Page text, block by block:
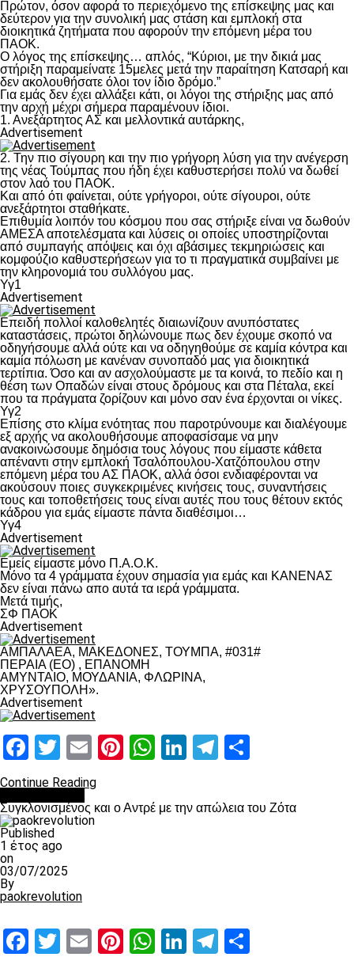
Πρώτον, όσον αφορά το περιεχόμενο της επίσκεψης μας και
δεύτερον για την συνολική μας στάση και εμπλοκή στα
διοικητικά ζητήματα που αφορούν την επόμενη μέρα του
ΠΑΟΚ.
Ο λόγος της επίσκεψης… απλός, “Κύριοι, με την δικιά μας
στήριξη παραμείνατε 15μελες μετά την παραίτηση Κατσαρή και
δεν ακολουθήσατε όλοι τον ίδιο δρόμο.”
Για εμάς δεν έχει αλλάξει κάτι, οι λόγοι της στήριξης μας από
την αρχή μέχρι σήμερα παραμένουν ίδιοι.
1. Ανεξάρτητος ΑΣ και μελλοντικά αυτάρκης,
Advertisement
2. Την πιο σίγουρη και την πιο γρήγορη λύση για την ανέγερση
της νέας Τούμπας που ήδη έχει καθυστερήσει πολύ να δωθεί
στον λαό του ΠΑΟΚ.
Και από ότι φαίνεται, ούτε γρήγοροι, ούτε σίγουροι, ούτε
ανεξάρτητοι σταθήκατε.
Επιθυμία λοιπόν του κόσμου που σας στήριξε είναι να δωθούν
ΑΜΕΣΑ αποτελέσματα και λύσεις οι οποίες υποστηρίζονται
από συμπαγής απόψεις και όχι αβάσιμες τεκμηριώσεις και
κομφούζιο καθυστερήσεων για το τι πραγματικά συμβαίνει με
την κληρονομιά του συλλόγου μας.
Υγ1
Advertisement
Επειδή πολλοί καλοθελητές διαιωνίζουν ανυπόστατες
καταστάσεις, πρώτοι δηλώνουμε πως δεν έχουμε σκοπό να
οδηγήσουμε αλλά ούτε και να οδηγηθούμε σε καμία κόντρα και
καμία πόλωση με κανέναν συνοπαδό μας για διοικητικά
τερτίπια. Όσο και αν ασχολούμαστε με τα κοινά, το πεδίο και η
θέση των Οπαδών είναι στους δρόμους και στα Πέταλα, εκεί
που τα πράγματα ζορίζουν και μόνο σαν ένα έρχονται οι νίκες.
Υγ2
Επίσης στο κλίμα ενότητας που παροτρύνουμε και διαλέγουμε
εξ αρχής να ακολουθήσουμε αποφασίσαμε να μην
ανακοινώσουμε δημόσια τους λόγους που είμαστε κάθετα
απέναντι στην εμπλοκή Τσαλόπουλου-Χατζόπουλου στην
επόμενη μέρα του ΑΣ ΠΑΟΚ, αλλά όσοι ενδιαφέρονται να
ακούσουν ποιες συγκεκριμένες κινήσεις τους, συναντήσεις
τους και τοποθετήσεις τους είναι αυτές που τους θέτουν εκτός
κάδρου για εμάς είμαστε πάντα διαθέσιμοι…
Υγ4
Advertisement
Εμείς είμαστε μόνο Π.Α.Ο.Κ.
Μόνο τα 4 γράμματα έχουν σημασία για εμάς και ΚΑΝΕΝΑΣ
δεν είναι πάνω απο αυτά τα ιερά γράμματα.
Μετά τιμής,
ΣΦ ΠΑΟΚ
Advertisement
ΑΜΠΑΛΑΕΑ, ΜΑΚΕΔΟΝΕΣ, ΤΟΥΜΠΑ, #031#
ΠΕΡΑΙΑ (ΕΟ) , ΕΠΑΝΟΜΗ
ΑΜΥΝΤΑΙΟ, ΜΟΥΔΑΝΙΑ, ΦΛΩΡΙΝΑ,
ΧΡΥΣΟΥΠΟΛΗ».
Advertisement
Facebook
Twitter
EmailPinterest
WhatsApp
LinkedIn
Telegram
Continue Reading
Συγκλονισμένος και ο Αντρέ με την απώλεια του Ζότα
Published
1 έτος ago
on
03/07/2025
By
paokrevolution
Facebook
Twitter
EmailPinterest
WhatsApp
LinkedIn
Telegram